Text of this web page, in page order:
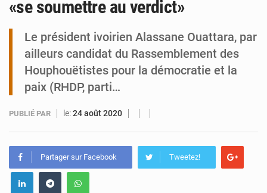
«se soumettre au verdict»
Le président ivoirien Alassane Ouattara, par
ailleurs candidat du Rassemblement des
Houphouëtistes pour la démocratie et la
paix (RHDP, parti…
PUBLIÉ PAR le:24 août 2020
Partager sur Facebook Tweetez!